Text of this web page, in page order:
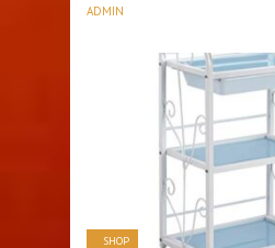
ADMIN
SHOP